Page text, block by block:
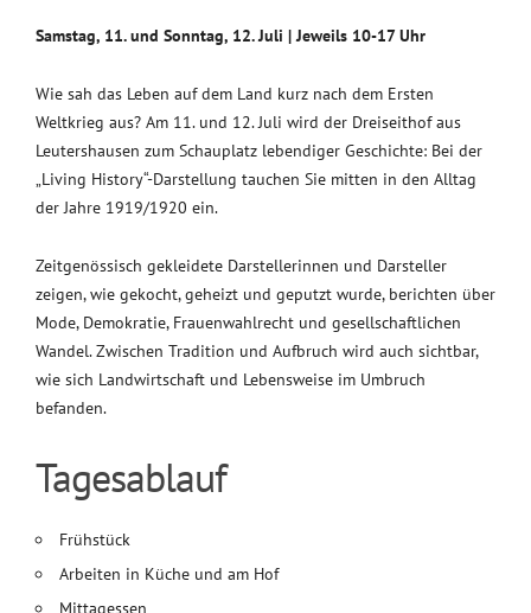
Samstag, 11. und Sonntag, 12. Juli | Jeweils 10-17 Uhr
Wie sah das Leben auf dem Land kurz nach dem Ersten
Weltkrieg aus? Am 11. und 12. Juli wird der Dreiseithof aus
Leutershausen zum Schauplatz lebendiger Geschichte: Bei der
„Living History“-Darstellung tauchen Sie mitten in den Alltag
der Jahre 1919/1920 ein.
Zeitgenössisch gekleidete Darstellerinnen und Darsteller
zeigen, wie gekocht, geheizt und geputzt wurde, berichten über
Mode, Demokratie, Frauenwahlrecht und gesellschaftlichen
Wandel. Zwischen Tradition und Aufbruch wird auch sichtbar,
wie sich Landwirtschaft und Lebensweise im Umbruch
befanden.
Tagesablauf
Frühstück
Arbeiten in Küche und am Hof
Mittagessen